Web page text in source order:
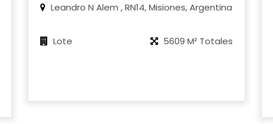
Leandro N Alem , RN14, Misiones, Argentina
Lote 5609 M² Totales